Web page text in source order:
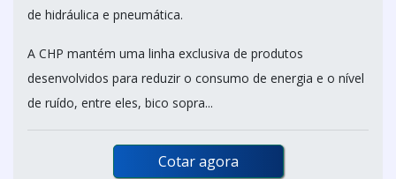
de hidráulica e pneumática.
A CHP mantém uma linha exclusiva de produtos
desenvolvidos para reduzir o consumo de energia e o nível
de ruído, entre eles, bico sopra...
Cotar agora